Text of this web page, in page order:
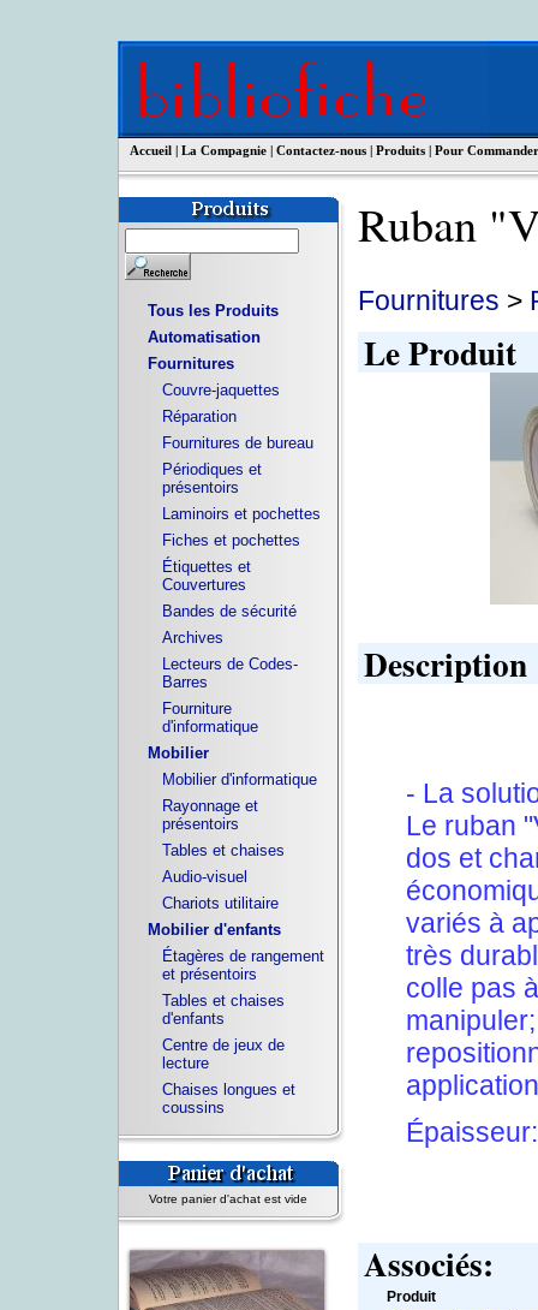
Accueil | La Compagnie | Contactez-nous | Produits | Pour Commander
Tous les Produits
Automatisation
Fournitures
Couvre-jaquettes
Réparation
Fournitures de bureau
Périodiques et
présentoirs
Laminoirs et pochettes
Fiches et pochettes
Étiquettes et
Couvertures
Bandes de sécurité
Archives
Lecteurs de Codes-
Barres
Fourniture
d'informatique
Mobilier
Mobilier d'informatique
Rayonnage et
présentoirs
Tables et chaises
Audio-visuel
Chariots utilitaire
Mobilier d'enfants
Étagères de rangement
et présentoirs
Tables et chaises
d'enfants
Centre de jeux de
lecture
Chaises longues et
coussins
Votre panier d'achat est vide
Ruban
Fournitures >
Le Produit
Description
- La
Le ruban
dos et
variés à
très
colle pas
Associés:
Produit